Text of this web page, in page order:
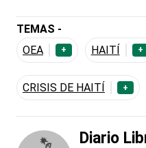
TEMAS -
OEA
+ HAITÍ +
CRISIS DE HAITÍ +
Diario